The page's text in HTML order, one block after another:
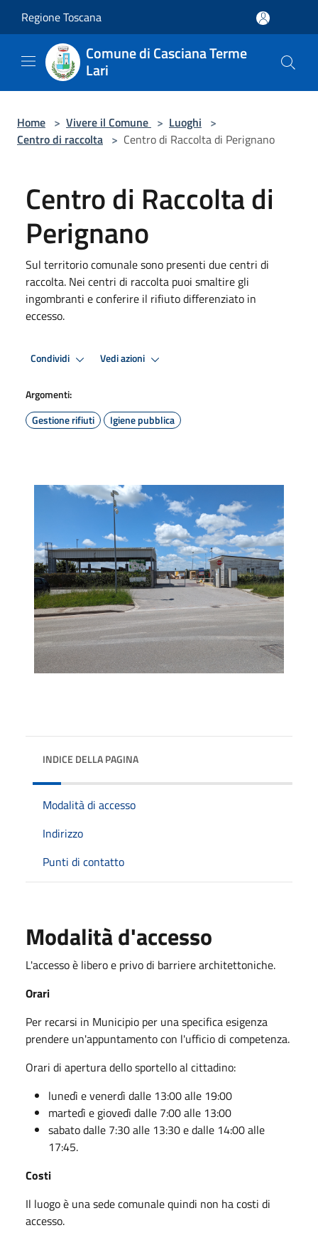
Regione Toscana
Comune di Casciana Terme
Lari
Home > Vivere il Comune > Luoghi >
Centro di raccolta > Centro di Raccolta di Perignano
Centro di Raccolta di
Perignano
Sul territorio comunale sono presenti due centri di
raccolta. Nei centri di raccolta puoi smaltire gli
ingombranti e conferire il rifiuto differenziato in
eccesso.
Condividi Vedi azioni
Argomenti:
Gestione rifiuti
Igiene pubblica
INDICE DELLA PAGINA
Modalità di accesso
Indirizzo
Punti di contatto
Modalità d'accesso
L'accesso è libero e privo di barriere architettoniche.
Orari
Per recarsi in Municipio per una specifica esigenza
prendere un'appuntamento con l'ufficio di competenza.
Orari di apertura dello sportello al cittadino:
lunedì e venerdì dalle 13:00 alle 19:00
martedì e giovedì dalle 7:00 alle 13:00
sabato dalle 7:30 alle 13:30 e dalle 14:00 alle
17:45.
Costi
Il luogo è una sede comunale quindi non ha costi di
accesso.